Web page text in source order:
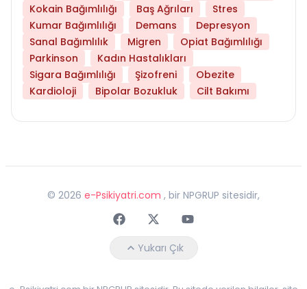
Kokain Bağımlılığı
Baş Ağrıları
Stres
Kumar Bağımlılığı
Demans
Depresyon
Sanal Bağımlılık
Migren
Opiat Bağımlılığı
Parkinson
Kadın Hastalıkları
Sigara Bağımlılığı
Şizofreni
Obezite
Kardioloji
Bipolar Bozukluk Cilt Bakımı
© 2026 e-Psikiyatri.com , bir NPGRUP sitesidir,
FaceebokTwitterYoutube
Yukarı Çık